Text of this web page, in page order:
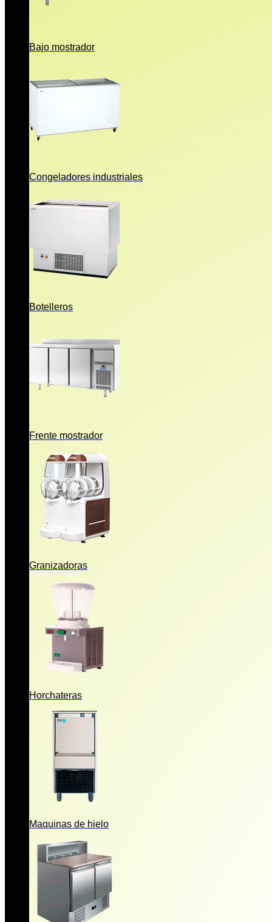
Bajo mostrador
Congeladores industriales
Botelleros
Frente mostrador
Granizadoras
Horchateras
Maquinas de hielo